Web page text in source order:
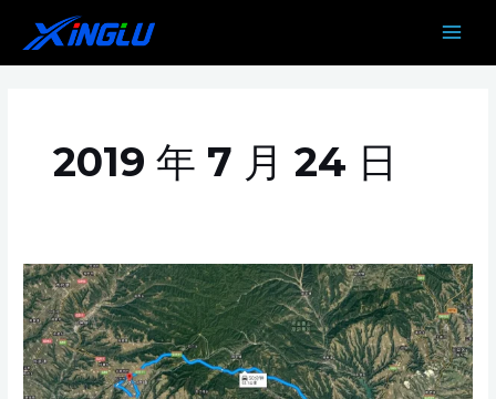
内
2019 年 7 月 24 日
合
凤
线
TX-
T01